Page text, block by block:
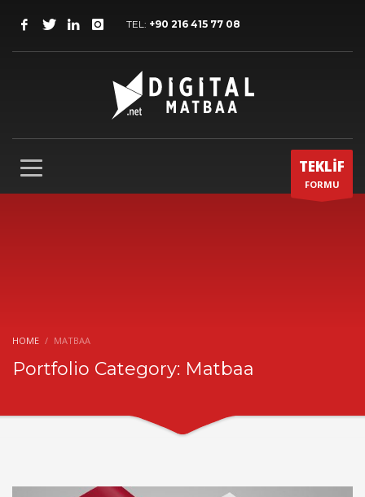
TEL: +90 216 415 77 08
TEKLİF
FORMU
HOME MATBAA
Portfolio Category: Matbaa